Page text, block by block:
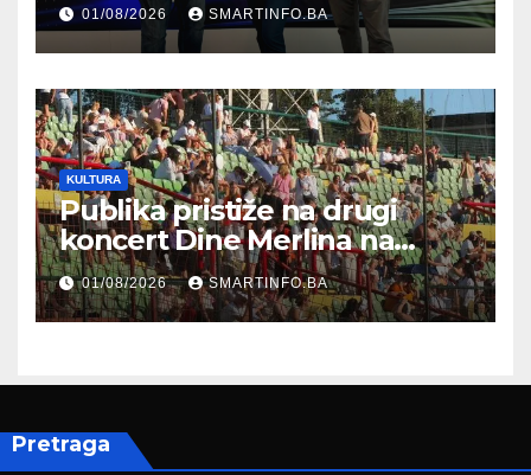
Federalnog sajma
zapošljavanja
01/08/2026 SMARTINFO.BA
KULTURA
Publika pristiže na drugi
koncert Dine Merlina na
Koševu
01/08/2026 SMARTINFO.BA
Pretraga